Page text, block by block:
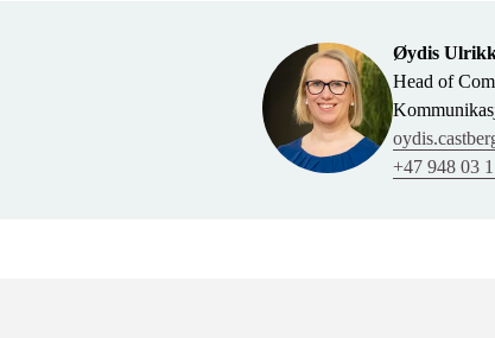
Øydis
Head of
+47 948 03